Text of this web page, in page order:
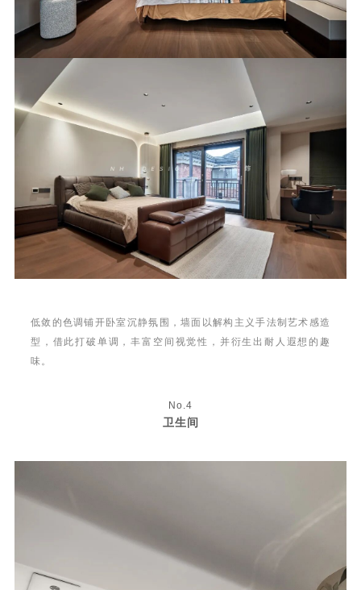
低敛的色调铺开卧室沉静氛围，墙面以解构主义手法制艺术感造
型，借此打破单调，丰富空间视觉性，并衍生出耐人遐想的趣
味。
No.4
卫生间